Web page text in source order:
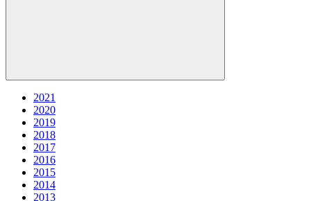
2021
2020
2019
2018
2017
2016
2015
2014
2013